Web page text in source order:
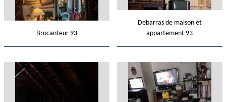
Brocanteur 93
Debarras de maison et
appartement 93